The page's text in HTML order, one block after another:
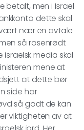
betalt, men i Israel
dette skal
vært nær en avtale
så rosenrødt
israelsk media skal
mene at
at dette bør
side har
så godt de kan
viktigheten av at